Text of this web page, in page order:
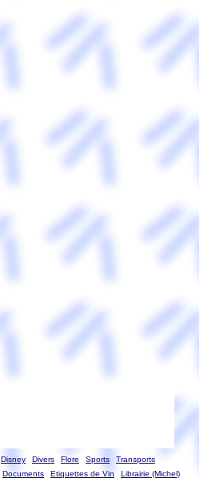
Disney Divers Flore Sports
Transports
Documents Etiquettes de Vin Librairie (Michel)